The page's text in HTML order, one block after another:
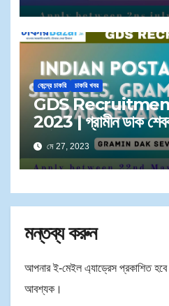
কেন্দ্রে চাকরি চাকরি খবর
GDS
2023 | গ্রামীন ডাক
কর্মী নিয়োগ
মে 27, 2023
মন্তব্য করুন
আপনার ই-মেইল এ্যাড্রেস প্রকাশিত হবে
আবশ্যক।